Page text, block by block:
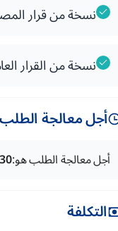
نسخة من قرار
نسخة من القرار
أجل معالجة الطلب
أجل معالجة الطلب هو:30 يوما
التكلفة